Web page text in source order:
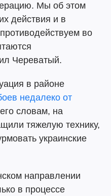
Мы об этом
действия и в
во
Череватый.
в районе
недалеко от
словам, на
тяжелую технику,
украинские
направлении
в процессе